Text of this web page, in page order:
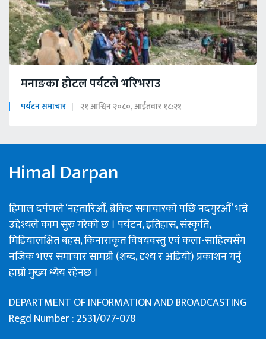
मनाङका होटल पर्यटले भरिभराउ
पर्यटन समाचार २१ आश्विन २०८०, आईतवार १८:२१
Himal Darpan
हिमाल दर्पणले ‘नहतारिऔँ, ब्रेकिङ समाचारको पछि नदगुरऔँ’ भन्ने
उद्देश्यले काम सुरु गरेको छ । पर्यटन, इतिहास, संस्कृति,
मिडियालक्षित बहस, किनाराकृत विषयवस्तु एवं कला-साहित्यसँग
नजिक भएर समाचार सामग्री (शब्द, दृश्य र अडियो) प्रकाशन गर्नु
हाम्रो मुख्य ध्येय रहेनछ ।
DEPARTMENT OF INFORMATION AND BROADCASTING
Regd Number : 2531/077-078